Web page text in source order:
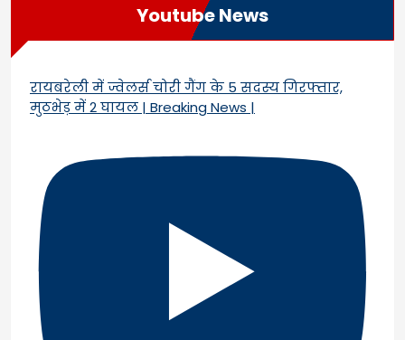
Youtube News
रायबरेली में ज्वेलर्स चोरी गैंग के 5 सदस्य गिरफ्तार,
मुठभेड़ में 2 घायल | Breaking News |